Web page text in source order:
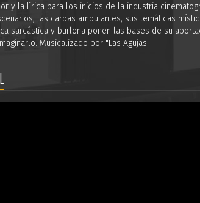
y la lírica para los inicios de la industria
las carpas ambulantes, sus temáticas
sarcástica y burlona ponen las bases de su
Musicalizado por "Las Agujas"